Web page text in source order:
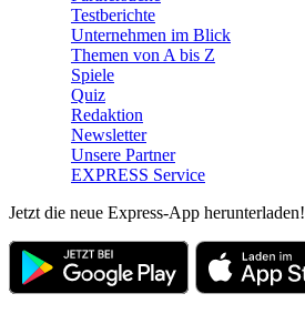
Testberichte
Unternehmen im Blick
Themen von A bis Z
Spiele
Quiz
Redaktion
Newsletter
Unsere Partner
EXPRESS Service
Jetzt die neue Express-App herunterladen!